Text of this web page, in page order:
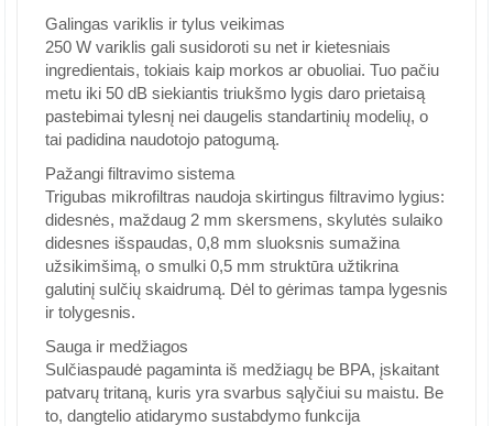
Galingas variklis ir tylus veikimas
250 W variklis gali susidoroti su net ir kietesniais
ingredientais, tokiais kaip morkos ar obuoliai. Tuo pačiu
metu iki 50 dB siekiantis triukšmo lygis daro prietaisą
pastebimai tylesnį nei daugelis standartinių modelių, o
tai padidina naudotojo patogumą.
Pažangi filtravimo sistema
Trigubas mikrofiltras naudoja skirtingus filtravimo lygius:
didesnės, maždaug 2 mm skersmens, skylutės sulaiko
didesnes išspaudas, 0,8 mm sluoksnis sumažina
užsikimšimą, o smulki 0,5 mm struktūra užtikrina
galutinį sulčių skaidrumą. Dėl to gėrimas tampa lygesnis
ir tolygesnis.
Sauga ir medžiagos
Sulčiaspaudė pagaminta iš medžiagų be BPA, įskaitant
patvarų tritaną, kuris yra svarbus sąlyčiui su maistu. Be
to, dangtelio atidarymo sustabdymo funkcija